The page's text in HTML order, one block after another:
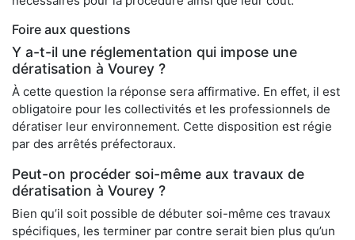
Foire aux questions
Y a-t-il une réglementation qui impose une
dératisation à Vourey ?
À cette question la réponse sera affirmative. En effet, il est
obligatoire pour les collectivités et les professionnels de
dératiser leur environnement. Cette disposition est régie
par des arrêtés préfectoraux.
Peut-on procéder soi-même aux travaux de
dératisation à Vourey ?
Bien qu’il soit possible de débuter soi-même ces travaux
spécifiques, les terminer par contre serait bien plus qu’un